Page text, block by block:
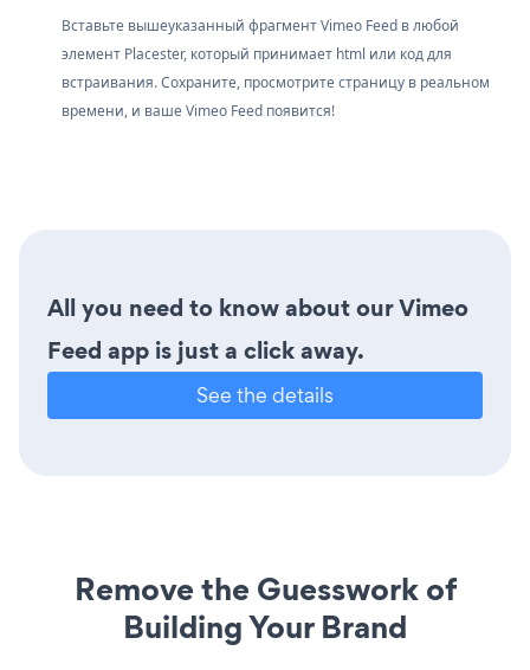
Вставьте вышеуказанный фрагмент Vimeo Feed в любой
элемент Placester, который принимает html или код для
встраивания. Сохраните, просмотрите страницу в реальном
времени, и ваше Vimeo Feed появится!
All you need to know about our Vimeo
Feed app is just a click away.
See the details
Remove the Guesswork of
Building Your Brand